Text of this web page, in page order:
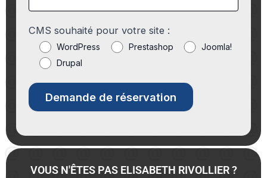
CMS souhaité pour votre site :
WordPress Prestashop
Joomla!
Drupal
VOUS N'ÊTES PAS ELISABETH RIVOLLIER ?